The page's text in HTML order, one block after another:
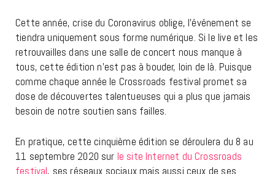
Cette année, crise du Coronavirus oblige, l’événement se
tiendra uniquement sous forme numérique. Si le live et les
retrouvailles dans une salle de concert nous manque à
tous, cette édition n’est pas à bouder, loin de là. Puisque
comme chaque année le Crossroads festival promet sa
dose de découvertes talentueuses qui a plus que jamais
besoin de notre soutien sans failles.
En pratique, cette cinquième édition se déroulera du 8 au
11 septembre 2020 sur le site Internet du Crossroads
festival, ses réseaux sociaux mais aussi ceux de ses